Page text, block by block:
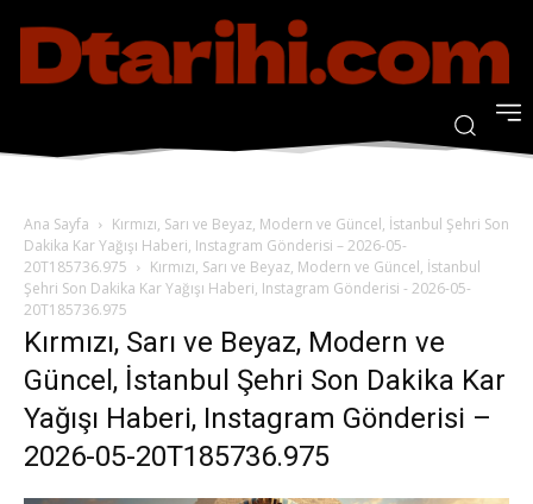
Ana Sayfa
Kırmızı, Sarı ve Beyaz, Modern ve Güncel, İstanbul Şehri Son
Dakika Kar Yağışı Haberi, Instagram Gönderisi – 2026-05-
20T185736.975
Kırmızı, Sarı ve Beyaz, Modern ve Güncel, İstanbul
Şehri Son Dakika Kar Yağışı Haberi, Instagram Gönderisi - 2026-05-
20T185736.975
Kırmızı, Sarı ve Beyaz, Modern ve
Güncel, İstanbul Şehri Son Dakika Kar
Yağışı Haberi, Instagram Gönderisi –
2026-05-20T185736.975